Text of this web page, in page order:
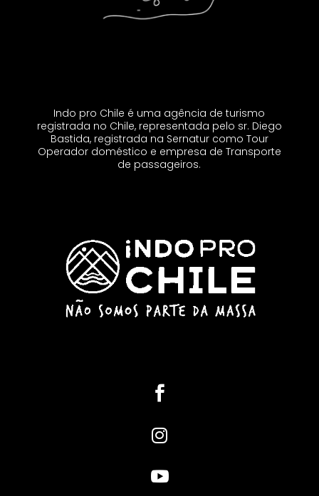
Indo pro Chile é uma agência de turismo
registrada no Chile, representada pelo sr. Diego
Bastida, registrada na Sernatur como Tour
Operador doméstico e empresa de Transporte
de passageiros.


